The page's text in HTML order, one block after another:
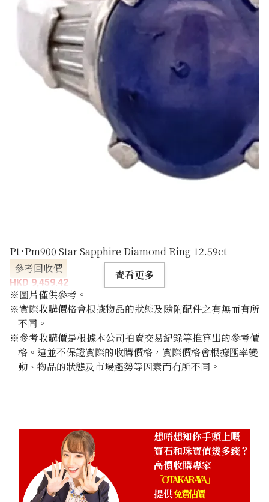
Pt･Pm900 Star Sapphire Diamond Ring 12.59ct
參考回收價
HKD 9,459.42
查看更多
※圖片僅供參考。
※實際收購價格會根據物品的狀態及隨附配件之有無而有所
不同。
※參考收購價是根據本公司拍賣交易紀錄等推算出的參考價
格。這並不保證實際的收購價格，實際價格會根據匯率變
動、物品的狀態及市場趨勢等因素而有所不同。
想唔想知你手頭上嘅
寶石和珠寶值幾多錢？
高價收購專家
「OTAKARAYA」
提供免費估價